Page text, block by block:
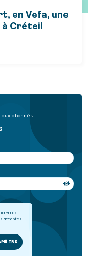
nos
acceptez
en Vefa, une
Créteil
abonnés